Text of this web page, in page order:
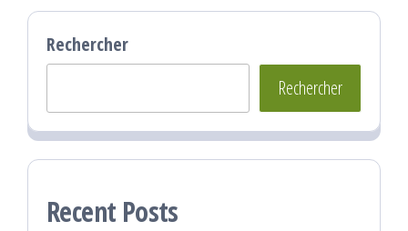
Rechercher
Rechercher
Recent Posts